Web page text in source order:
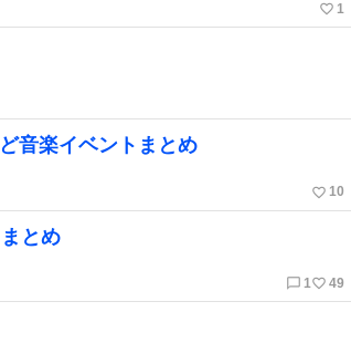
favorite_border 1
音楽イベントまとめ
favorite_border 10
とめ
chat_bubble_outline 1 favorite_border 49